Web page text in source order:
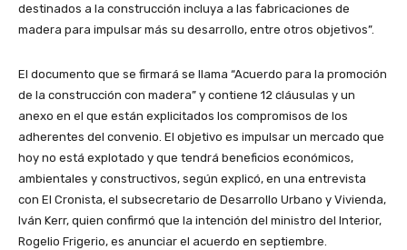
destinados a la construcción incluya a las fabricaciones de
madera para impulsar más su desarrollo, entre otros objetivos”.
El documento que se firmará se llama “Acuerdo para la promoción
de la construcción con madera” y contiene 12 cláusulas y un
anexo en el que están explicitados los compromisos de los
adherentes del convenio. El objetivo es impulsar un mercado que
hoy no está explotado y que tendrá beneficios económicos,
ambientales y constructivos, según explicó, en una entrevista
con El Cronista, el subsecretario de Desarrollo Urbano y Vivienda,
Iván Kerr, quien confirmó que la intención del ministro del Interior,
Rogelio Frigerio, es anunciar el acuerdo en septiembre.